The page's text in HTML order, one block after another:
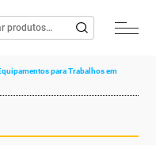
para Trabalhos em